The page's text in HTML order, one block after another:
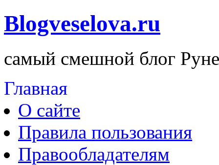
Blogveselova.ru
самый смешной блог
Главная
О сайте
Правила пользования
Правообладателям